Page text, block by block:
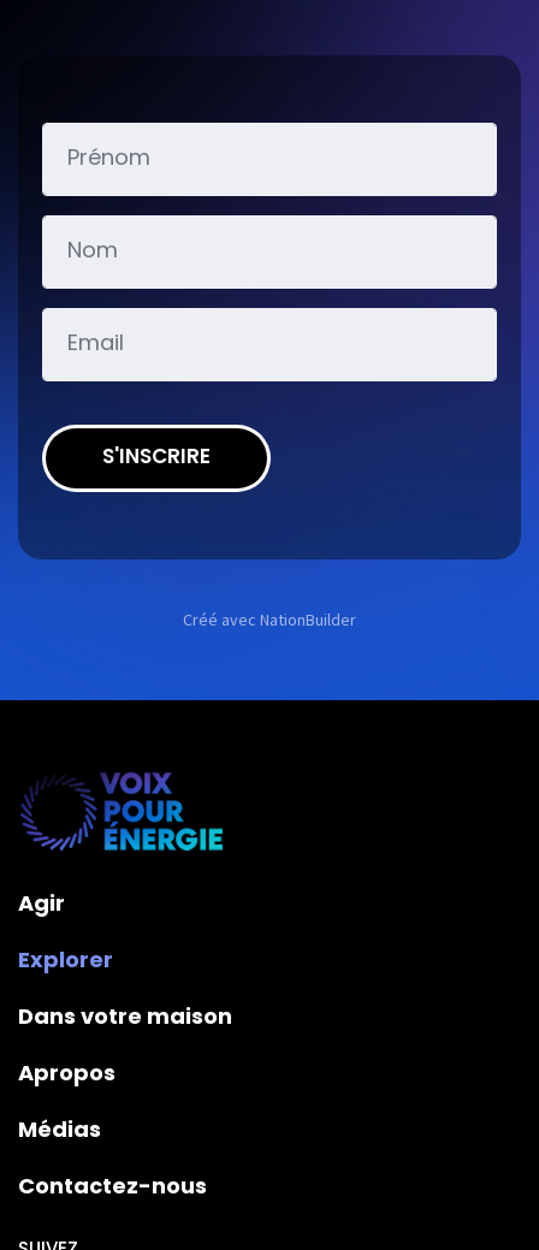
S'INSCRIRE
Créé avec NationBuilder
Agir
Explorer
Dans votre maison
Apropos
Médias
Contactez-nous